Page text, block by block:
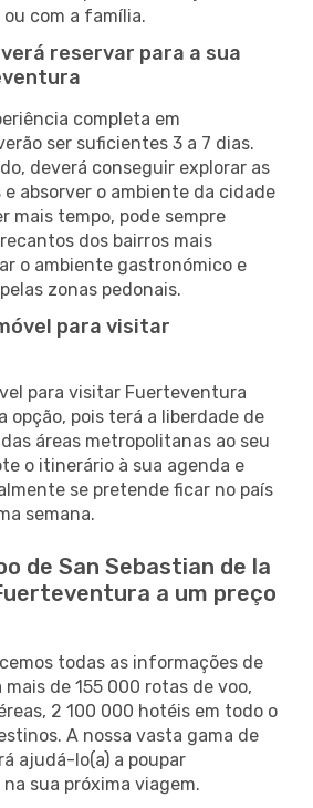
com a família.
reservar para a sua
completa em
ser suficientes 3 a 7 dias.
deverá conseguir explorar as
absorver o ambiente da cidade
mais tempo, pode sempre
dos bairros mais
o ambiente gastronómico e
zonas pedonais.
para visitar
para visitar Fuerteventura
opção, pois terá a liberdade de
áreas metropolitanas ao seu
o itinerário à sua agenda e
se pretende ficar no país
semana.
de San Sebastian de la
a um preço
todas as informações de
de 155 000 rotas de voo,
2 100 000 hotéis em todo o
A nossa vasta gama de
ajudá-lo(a) a poupar
sua próxima viagem.